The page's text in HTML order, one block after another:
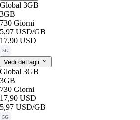
Global 3GB
3GB
730 Giorni
5,97 USD/GB
17,90 USD
5G
Vedi dettagli
Global 3GB
3GB
730 Giorni
17,90 USD
5,97 USD/GB
5G